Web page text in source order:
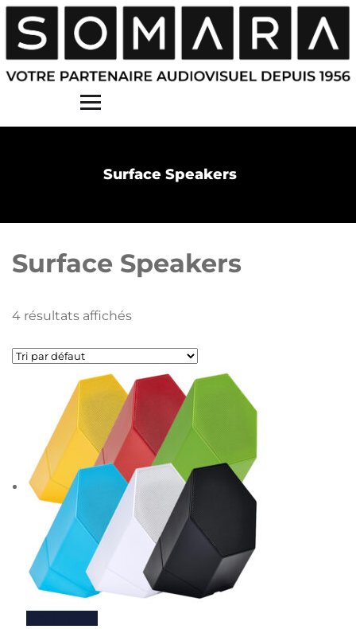
Surface Speakers
Surface Speakers
4 résultats affichés